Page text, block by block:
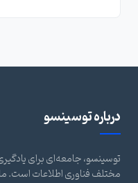
درباره توسینسو
توسینسو، جامعه‌ای برای
مختلف فناوری اطلاعات است.